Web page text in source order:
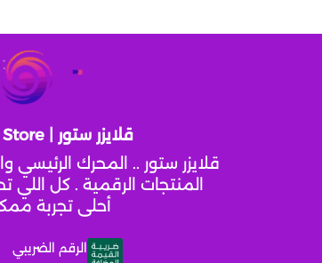
قلايزر ستور | Glizer Store
قلايزر ستور .. المحرك الرئيسي
المنتجات الرقمية . كل
أحلى تجربة
الرقم الضريبي